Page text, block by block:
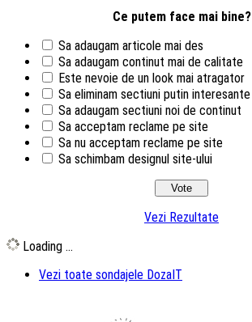
Ce putem face mai bine?
Sa adaugam articole mai des
Sa adaugam continut mai de calitate
Este nevoie de un look mai atragator
Sa eliminam sectiuni putin interesante
Sa adaugam sectiuni noi de continut
Sa acceptam reclame pe site
Sa nu acceptam reclame pe site
Sa schimbam designul site-ului
Vezi Rezultate
Loading ...
Vezi toate sondajele DozaIT